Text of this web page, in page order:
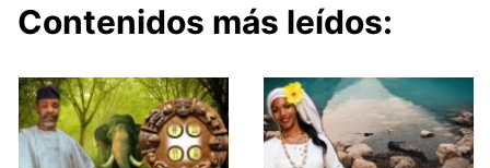
Contenidos más leídos: